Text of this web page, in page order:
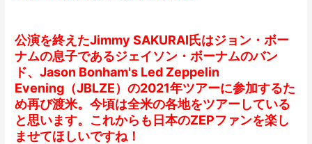
公演を終えたJimmy SAKURAI氏はジョン・ボー
ナムの息子であるジェイソン・ボーナムのバン
ド、Jason Bonham's Led Zeppelin
Evening（JBLZE）の2021年ツアーに参加するた
め再び渡米。今頃は全米の各地をツアーしている
と思います。これからも日本のZEPファンを楽し
ませてほしいですね！